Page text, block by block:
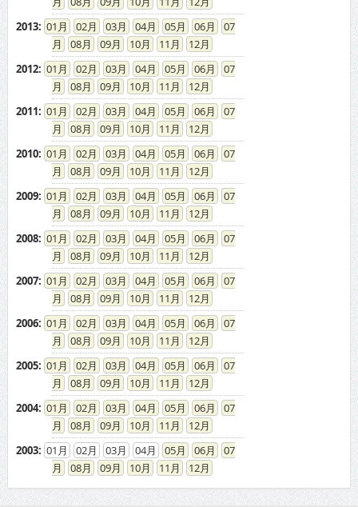
2013: 01 02 03 04 05 06
07
08
09 10 11
12
2012: 01 02 03 04 05 06
07
08
09 10 11
12
2011: 01 02 03 04 05 06
07
08
09 10 11
12
2010: 01 02 03 04 05 06
07
08
09 10 11
12
2009: 01 02 03 04 05 06
07
08
09 10 11
12
2008: 01 02 03 04 05 06
07
08
09 10 11
12
2007: 01 02 03 04 05 06
07
08
09 10 11
12
2006: 01 02 03 04 05 06
07
08
09 10 11
12
2005: 01 02 03 04 05 06
07
08
09 10 11
12
2004: 01 02 03 04 05 06
07
08
09 10 11
12
2003: 01 02 03 04 05 06
07
08
09 10 11 12